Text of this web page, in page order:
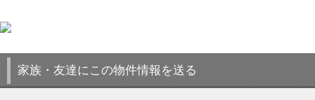
家族・友達にこの物件情報を送る